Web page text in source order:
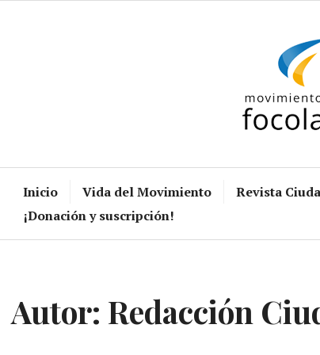
Inicio Vida del Movimiento Revista
¡Donación y suscripción!
Autor: Redacción